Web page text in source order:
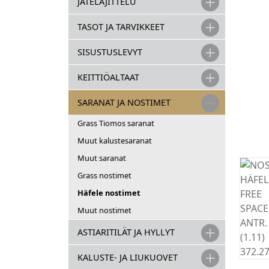
TASOT JA TARVIKKEET
SISUSTUSLEVYT
KEITTIÖALTAAT
SARANAT JA NOSTIMET
Grass Tiomos saranat
Muut kalustesaranat
Muut saranat
Grass nostimet
Häfele nostimet
Muut nostimet
ASTIARITILÄT JA HYLLYT
KALUSTE- JA LIUKUOVET